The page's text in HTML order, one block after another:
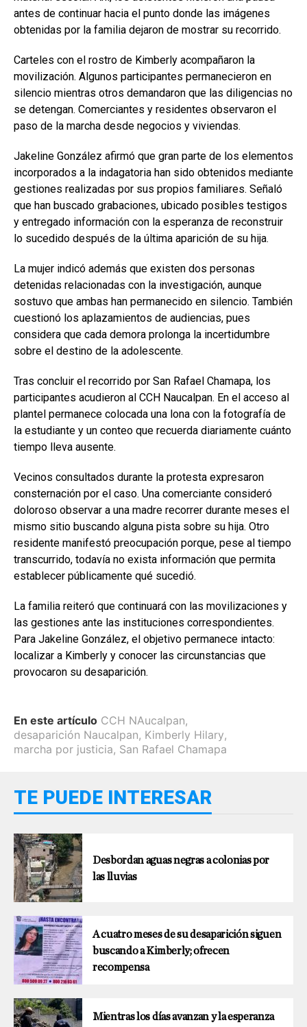
antes de continuar hacia el punto donde las imágenes
obtenidas por la familia dejaron de mostrar su recorrido.
Carteles con el rostro de Kimberly acompañaron la
movilización. Algunos participantes permanecieron en
silencio mientras otros demandaron que las diligencias no
se detengan. Comerciantes y residentes observaron el
paso de la marcha desde negocios y viviendas.
Jakeline González afirmó que gran parte de los elementos
incorporados a la indagatoria han sido obtenidos mediante
gestiones realizadas por sus propios familiares. Señaló
que han buscado grabaciones, ubicado posibles testigos
y entregado información con la esperanza de reconstruir
lo sucedido después de la última aparición de su hija.
La mujer indicó además que existen dos personas
detenidas relacionadas con la investigación, aunque
sostuvo que ambas han permanecido en silencio. También
cuestionó los aplazamientos de audiencias, pues
considera que cada demora prolonga la incertidumbre
sobre el destino de la adolescente.
Tras concluir el recorrido por San Rafael Chamapa, los
participantes acudieron al CCH Naucalpan. En el acceso al
plantel permanece colocada una lona con la fotografía de
la estudiante y un conteo que recuerda diariamente cuánto
tiempo lleva ausente.
Vecinos consultados durante la protesta expresaron
consternación por el caso. Una comerciante consideró
doloroso observar a una madre recorrer durante meses el
mismo sitio buscando alguna pista sobre su hija. Otro
residente manifestó preocupación porque, pese al tiempo
transcurrido, todavía no exista información que permita
establecer públicamente qué sucedió.
La familia reiteró que continuará con las movilizaciones y
las gestiones ante las instituciones correspondientes.
Para Jakeline González, el objetivo permanece intacto:
localizar a Kimberly y conocer las circunstancias que
provocaron su desaparición.
En este artículo CCH NAucalpan,
desaparición Naucalpan, Kimberly Hilary,
marcha por justicia, San Rafael Chamapa
TE PUEDE INTERESAR
Desbordan aguas negras a colonias por
las lluvias
A cuatro meses de su desaparición siguen
buscando a Kimberly; ofrecen
recompensa
Mientras los días avanzan y la esperanza